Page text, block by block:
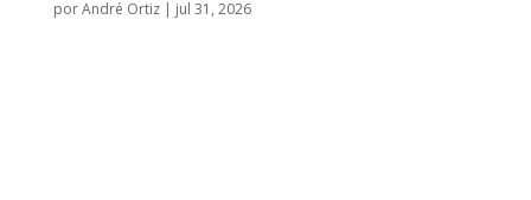
porAndré Ortiz| jul 31, 2026